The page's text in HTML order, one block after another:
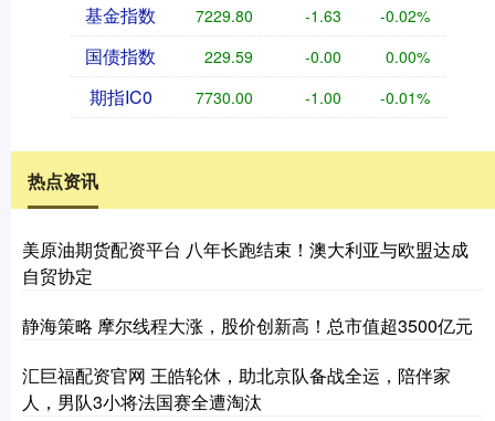
基金指数 7229.80 -1.63 -0.02%
国债指数 229.59 -0.00 0.00%
期指IC0 7730.00 -1.00 -0.01%
热点资讯
美原油期货配资平台 八年长跑结束！澳大利亚与欧盟达成
自贸协定
静海策略 摩尔线程大涨，股价创新高！总市值超3500亿元
汇巨福配资官网 王皓轮休，助北京队备战全运，陪伴家
人，男队3小将法国赛全遭淘汰